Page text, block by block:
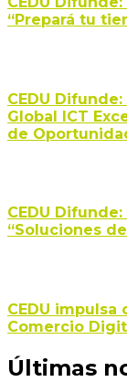
“Prepará tu
CEDU
Global ICT
de
CEDU
“Soluciones
CEDU
Comercio
Últimas